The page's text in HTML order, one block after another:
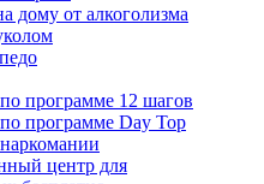
дому от алкоголизма
программе 12 шагов
программе Day Top
центр для